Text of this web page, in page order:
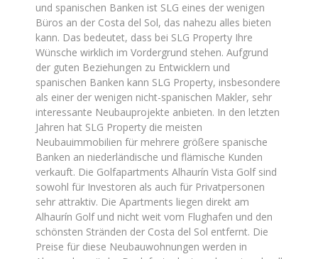
und spanischen Banken ist SLG eines der wenigen
Büros an der Costa del Sol, das nahezu alles bieten
kann. Das bedeutet, dass bei SLG Property Ihre
Wünsche wirklich im Vordergrund stehen. Aufgrund
der guten Beziehungen zu Entwicklern und
spanischen Banken kann SLG Property, insbesondere
als einer der wenigen nicht-spanischen Makler, sehr
interessante Neubauprojekte anbieten. In den letzten
Jahren hat SLG Property die meisten
Neubauimmobilien für mehrere größere spanische
Banken an niederländische und flämische Kunden
verkauft. Die Golfapartments Alhaurín Vista Golf sind
sowohl für Investoren als auch für Privatpersonen
sehr attraktiv. Die Apartments liegen direkt am
Alhaurín Golf und nicht weit vom Flughafen und den
schönsten Stränden der Costa del Sol entfernt. Die
Preise für diese Neubauwohnungen werden in